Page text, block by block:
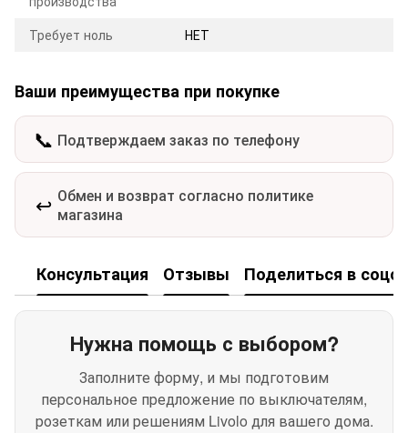
Требует ноль НЕТ
Ваши преимущества при покупке
📞 Подтверждаем заказ по телефону
↩️ Обмен и возврат согласно политике
магазина
Консультация Отзывы Поделиться в
Нужна помощь с выбором?
Заполните форму, и мы подготовим
персональное предложение по выключателям,
розеткам или решениям Livolo для вашего дома.